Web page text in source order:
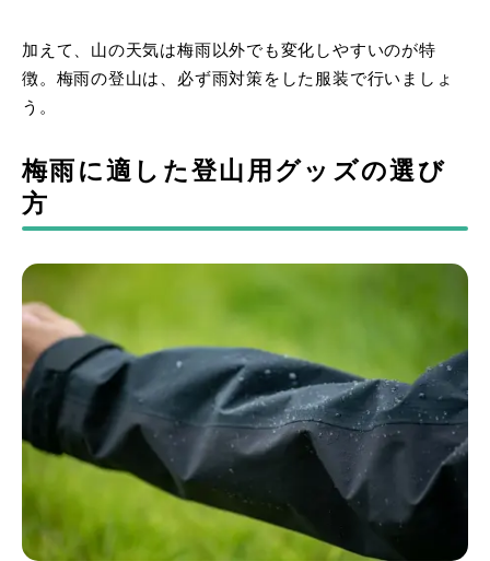
加えて、山の天気は梅雨以外でも変化しやすいのが特
徴。梅雨の登山は、必ず雨対策をした服装で行いましょ
う。
梅雨に適した登山用グッズの選び
方